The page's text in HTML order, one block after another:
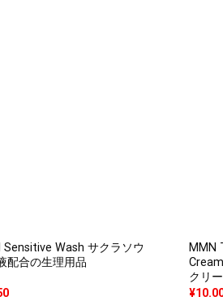
Sensitive Wash サクラソウ
配合の生理用品
MMN
クリ
¥